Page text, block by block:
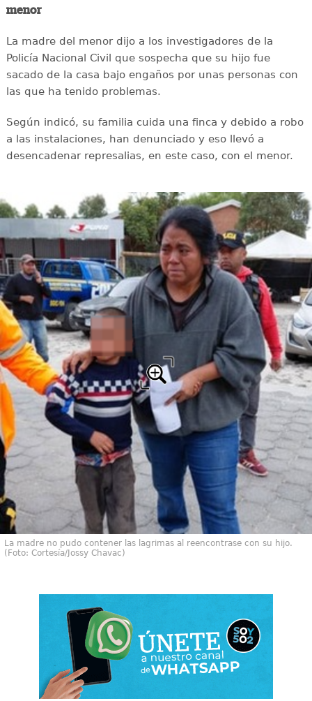
menor
La madre del menor dijo a los investigadores de la
Policía Nacional Civil que sospecha que su hijo fue
sacado de la casa bajo engaños por unas personas con
las que ha tenido problemas.
Según indicó, su familia cuida una finca y debido a robo
a las instalaciones, han denunciado y eso llevó a
desencadenar represalias, en este caso, con el menor.
La madre no pudo contener las lagrimas al reencontrase con su hijo.
(Foto: Cortesía/Jossy Chavac)